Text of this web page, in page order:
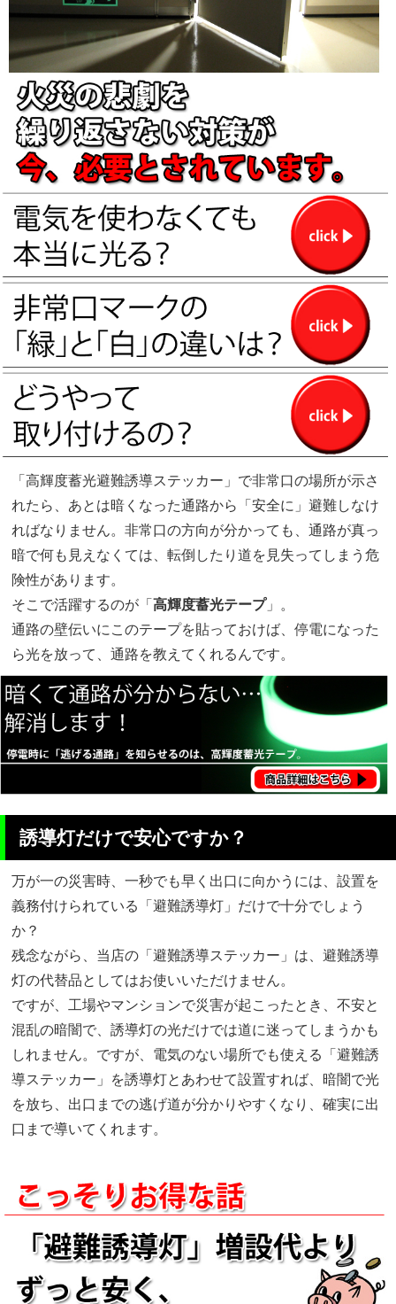
「高輝度蓄光避難誘導ステッカー」で非常口の場所が示さ
れたら、あとは暗くなった通路から「安全に」避難しなけ
ればなりません。非常口の方向が分かっても、通路が真っ
暗で何も見えなくては、転倒したり道を見失ってしまう危
険性があります。
そこで活躍するのが「高輝度蓄光テープ」。
通路の壁伝いにこのテープを貼っておけば、停電になった
ら光を放って、通路を教えてくれるんです。
誘導灯だけで安心ですか？
万が一の災害時、一秒でも早く出口に向かうには、設置を
義務付けられている「避難誘導灯」だけで十分でしょう
か？
残念ながら、 当店の「避難誘導ステッカー」は、避難誘導
灯の代替品としてはお使いいただけません。
ですが、工場やマンションで災害が起こったとき、不安と
混乱の暗闇で、誘導灯の光だけでは道に迷ってしまうかも
しれません。ですが、電気のない場所でも使える「避難誘
導ステッカー」を誘導灯とあわせて設置すれば、暗闇で光
を放ち、出口までの逃げ道が分かりやすくなり、確実に出
口まで導いてくれます。